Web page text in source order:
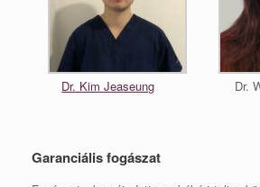
Dr. Kim Jeaseung Dr.
Garanciális fogászat